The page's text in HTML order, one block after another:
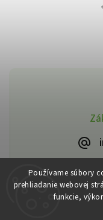
Používame súbory
prehliadanie webovej
funkcie,
Copyright